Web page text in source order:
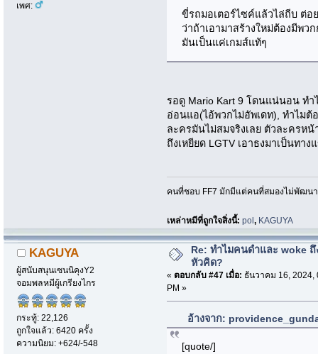
เพศ:
ขี่รถมอเตอร์ไซค์แล้วไล่ถีบ ต่
ว่าถ้าเอามาสร้างใหม่ต้องมีพ
มันเป็นแค่เกมส์แท้ๆ
รอดู Mario Kart 9 โดนแน่นอน ทำ
อ่อนแอ(ไอ้พวกไม่อัพเดท), ทำไม
ละครมันไม่สมจริงเลย ตัวละครห
ถึงเหยียด LGTV เอาธงมาเป็นทาง
คนที่ชอบ FF7 มักมีแต่คนที่สมองไม่พัฒนา
เหล่าหมีที่ถูกใจสิ่งนี้:pol, KAGUYA
KAGUYA
ผู้สนับสนุนเซนนิคุงY2
จอมพลหมีผู้เกรียงไกร
กระทู้: 22,126
ถูกใจแล้ว: 6420 ครั้ง
ความนิยม: +624/-548
Re: ทำไมคนดำและ woke ถึ
หัวคิด?
« ตอบกลับ #47 เมื่อ: ธันวาคม 16, 2024,
PM »
อ้างจาก:
[quote/]